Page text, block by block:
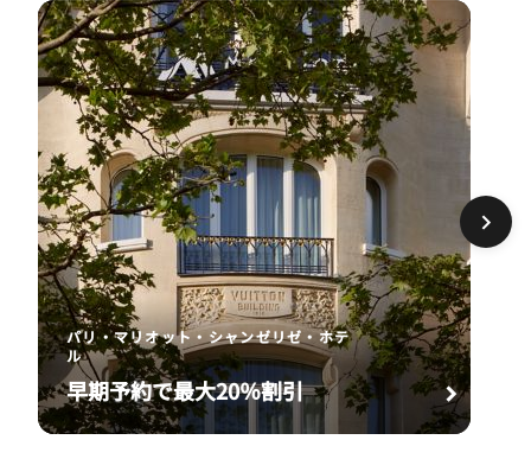
パリ・マリオット・シャンゼリゼ・ホテ
ル
早期予約で最大20％割引